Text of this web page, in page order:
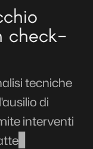
check-
tecniche
di
interventi
a